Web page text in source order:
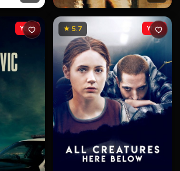
YENİ ★ 5.7 YENİ